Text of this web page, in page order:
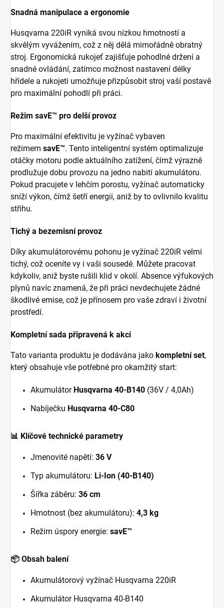
Snadná manipulace a ergonomie
Husqvarna 220iR vyniká svou nízkou hmotností a
skvělým vyvážením, což z něj dělá mimořádně obratný
stroj. Ergonomická rukojeť zajišťuje pohodlné držení a
snadné ovládání, zatímco možnost nastavení délky
hřídele a rukojeti umožňuje přizpůsobit stroj vaší postavě
pro maximální pohodlí při práci.
Režim savE™ pro delší provoz
Pro maximální efektivitu je vyžínač vybaven
režimem savE™. Tento inteligentní systém optimalizuje
otáčky motoru podle aktuálního zatížení, čímž výrazně
prodlužuje dobu provozu na jedno nabití akumulátoru.
Pokud pracujete v lehčím porostu, vyžínač automaticky
sníží výkon, čímž šetří energii, aniž by to ovlivnilo kvalitu
střihu.
Tichý a bezemisní provoz
Díky akumulátorovému pohonu je vyžínač 220iR velmi
tichý, což oceníte vy i vaši sousedé. Můžete pracovat
kdykoliv, aniž byste rušili klid v okolí. Absence výfukových
plynů navíc znamená, že při práci nevdechujete žádné
škodlivé emise, což je přínosem pro vaše zdraví i životní
prostředí.
Kompletní sada připravená k akci
Tato varianta produktu je dodávána jako kompletní set,
který obsahuje vše potřebné pro okamžitý start:
Akumulátor Husqvarna 40-B140 (36V / 4,0Ah)
Nabíječku Husqvarna 40-C80
📊 Klíčové technické parametry
Jmenovité napětí: 36 V
Typ akumulátoru: Li-Ion (40-B140)
Šířka záběru: 36 cm
Hmotnost (bez akumulátoru): 4,3 kg
Režim úspory energie: savE™
📦 Obsah balení
Akumulátorový vyžínač Husqvarna 220iR
Akumulátor Husqvarna 40-B140